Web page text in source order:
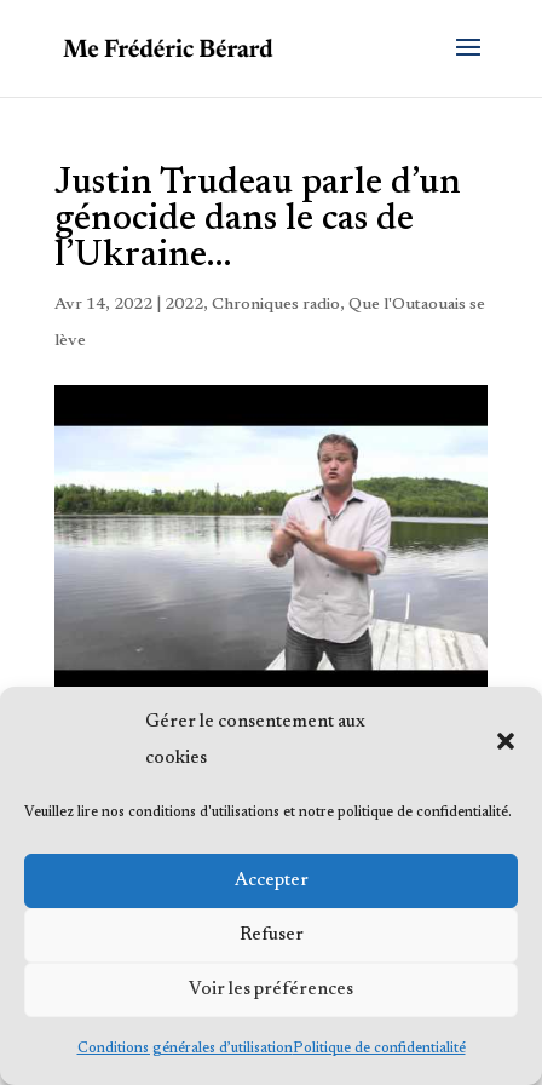
Gérer le consentement aux
cookies
Veuillez lire nos conditions d'utilisations et notre politique de confidentialité.
Accepter
Refuser
Voir les préférences
Conditions générales d’utilisationPolitique de confidentialité
Justin Trudeau parle d’un
génocide dans le cas de
l’Ukraine…
Avr 14, 2022| 2022, Chroniques radio, Que l'Outaouais se
lève